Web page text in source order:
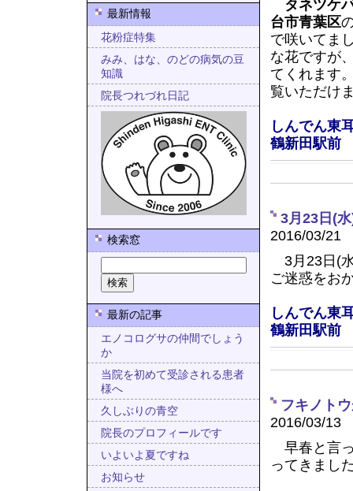
最新情報
花粉症特集
みみ、はな、のどの病気の豆
知識
院長つれづれ日記
検索窓
最新の記事
エノコログサの仲間でしょう
か
当院を初めて受診される患者
様へ
久しぶりの青空
院長のプロフィールです
いよいよ夏ですね
お知らせ
タネツケ
台市青葉区
で咲いてま
な花ですが
てくれます
覧いただけ
しんでん東
鶴新田駅前
3月23日(
2016/03/21
3月23日(
ご迷惑をお
しんでん東
鶴新田駅前
フキノト
2016/03/13
早春と言
ってきまし